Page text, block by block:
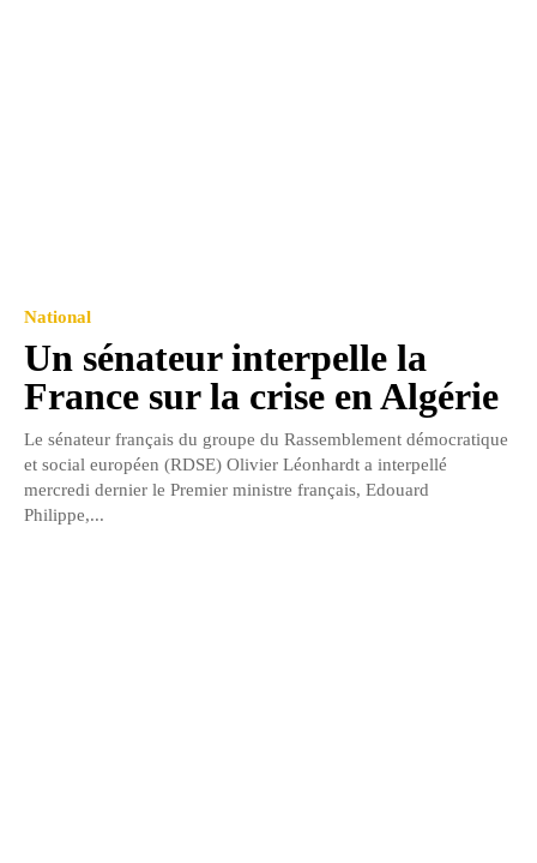
National
Un sénateur interpelle la
France sur la crise en Algérie
Le sénateur français du groupe du Rassemblement démocratique
et social européen (RDSE) Olivier Léonhardt a interpellé
mercredi dernier le Premier ministre français, Edouard
Philippe,...